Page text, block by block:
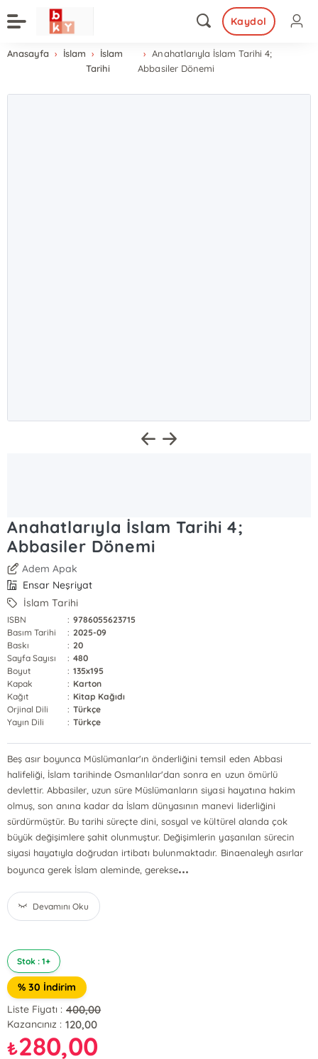
Kaydol
Anasayfa İslam
İslam
Tarihi
Anahatlarıyla İslam Tarihi 4;
Abbasiler Dönemi
Anahatlarıyla İslam Tarihi 4;
Abbasiler Dönemi
Adem Apak
Ensar Neşriyat
İslam Tarihi
ISBN : 9786055623715
Basım Tarihi
: 2025-09
Baskı
: 20
Sayfa Sayısı
: 480
Boyut
: 135x195
Kapak
: Karton
Kağıt
: Kitap Kağıdı
Orjinal Dili
: Türkçe
Yayın Dili
: Türkçe
Beş asır boyunca Müslümanlar'ın önderliğini temsil eden Abbasi
halifeliği, İslam tarihinde Osmanlılar'dan sonra en uzun ömürlü
devlettir. Abbasiler, uzun süre Müslümanların siyasi hayatına hakim
olmuş, son anına kadar da İslam dünyasının manevi liderliğini
sürdürmüştür. Bu tarihi süreçte dini, sosyal ve kültürel alanda çok
büyük değişimlere şahit olunmuştur. Değişimlerin yaşanılan sürecin
siyasi hayatıyla doğrudan irtibatı bulunmaktadır. Binaenaleyh asırlar
boyunca gerek İslam aleminde, gerekse...
Devamını Oku
Stok : 1+
% 30 İndirim
Liste Fiyatı : 400,00
Kazancınız : 120,00
₺280,00